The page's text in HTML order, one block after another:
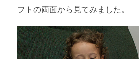
フトの両面から見てみました。